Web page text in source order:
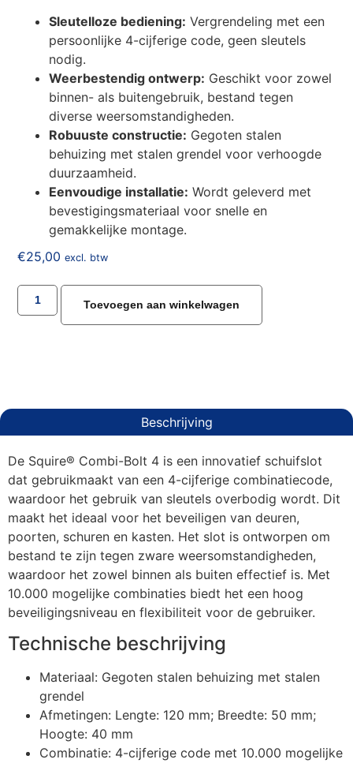
Sleutelloze bediening: Vergrendeling met een
persoonlijke 4-cijferige code, geen sleutels
nodig.
Weerbestendig ontwerp: Geschikt voor zowel
binnen- als buitengebruik, bestand tegen
diverse weersomstandigheden.
Robuuste constructie: Gegoten stalen
behuizing met stalen grendel voor verhoogde
duurzaamheid.
Eenvoudige installatie: Wordt geleverd met
bevestigingsmateriaal voor snelle en
gemakkelijke montage.
€25,00 excl. btw
Toevoegen aan winkelwagen
Beschrijving
De Squire® Combi-Bolt 4 is een innovatief schuifslot
dat gebruikmaakt van een 4-cijferige combinatiecode,
waardoor het gebruik van sleutels overbodig wordt. Dit
maakt het ideaal voor het beveiligen van deuren,
poorten, schuren en kasten. Het slot is ontworpen om
bestand te zijn tegen zware weersomstandigheden,
waardoor het zowel binnen als buiten effectief is. Met
10.000 mogelijke combinaties biedt het een hoog
beveiligingsniveau en flexibiliteit voor de gebruiker.
Technische beschrijving
Materiaal: Gegoten stalen behuizing met stalen
grendel
Afmetingen: Lengte: 120 mm; Breedte: 50 mm;
Hoogte: 40 mm
Combinatie: 4-cijferige code met 10.000 mogelijke